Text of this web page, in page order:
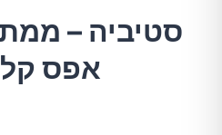
סטיביה –
אפס